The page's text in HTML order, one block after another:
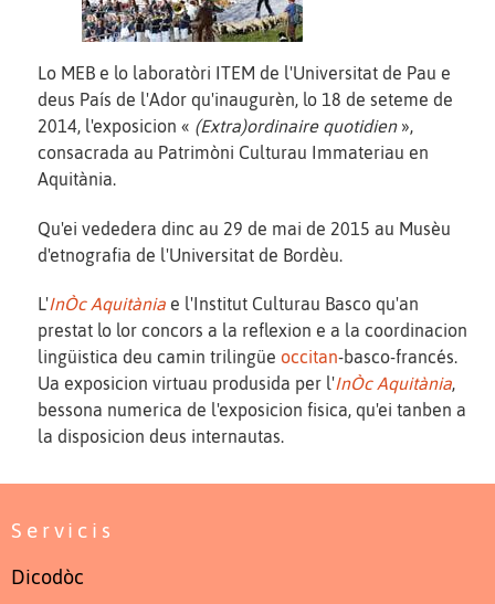
Lo MEB e lo laboratòri ITEM de l'Universitat de Pau e
deus País de l'Ador qu'inaugurèn, lo 18 de seteme de
2014, l'exposicion « (Extra)ordinaire quotidien»,
consacrada au Patrimòni Culturau Immateriau en
Aquitània.
Qu'ei vededera dinc au 29 de mai de 2015 au Musèu
d'etnografia de l'Universitat de Bordèu.
L'InÒc Aquitània e l'Institut Culturau Basco qu'an
prestat lo lor concors a la reflexion e a la coordinacion
lingüistica deu camin trilingüe occitan-basco-francés.
Ua exposicion virtuau produsida per l'InÒc Aquitània,
bessona numerica de l'exposicion fisica, qu'ei tanben a
la disposicion deus internautas.
Servicis
Dicodòc